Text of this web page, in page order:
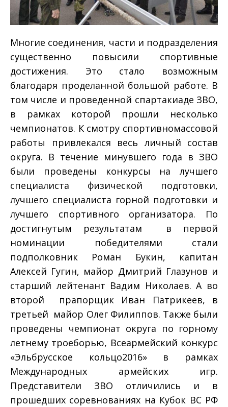
Многие соединения, части и подразделения
существенно повысили спортивные
достижения. Это стало возможным
благодаря проделанной большой работе. В
том числе и проведенной спартакиаде ЗВО,
в рамках которой прошли несколько
чемпионатов. К смотру спортивно­массовой
работы привлекался весь личный состав
округа. В течение минувшего года в ЗВО
были проведены конкурсы на лучшего
специалиста физической подготовки,
лучшего специалиста горной подготовки и
лучшего спортивного организатора. По
достигнутым результатам в первой
номинации победителями стали
подполковник Роман Букин, капитан
Алексей Гугин, майор Дмитрий Глазунов и
старший лейтенант Вадим Николаев. А во
второй ­ прапорщик Иван Патрикеев, в
третьей ­ майор Олег Филиппов. Также были
проведены чемпионат округа по горному
летнему троеборью, Всеармейский конкурс
«Эльбрусское кольцо­2016» в рамках
Международных армейских игр.
Представители ЗВО отличились и в
прошедших соревнованиях на Кубок ВС РФ